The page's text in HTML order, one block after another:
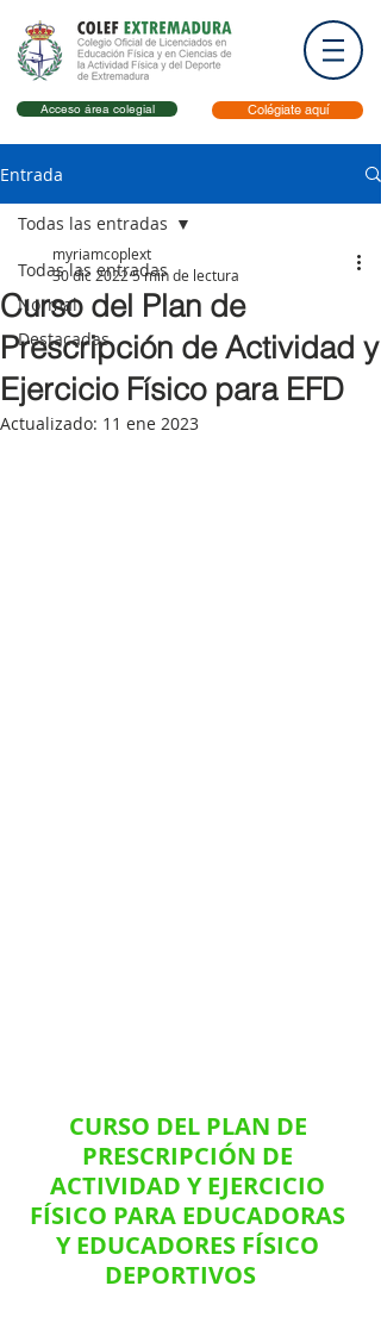
Acceso área colegial Colégiate aquí
Entrada
Todas las entradas
Normal
Destacadas
Todas las entradas
Curso del Plan de
Prescripción de Actividad y
Ejercicio Físico para EFD
myriamcoplext
30 dic 2022 5 min de lectura
Actualizado: 11 ene 2023
CURSO DEL PLAN DE
PRESCRIPCIÓN DE
ACTIVIDAD Y EJERCICIO
FÍSICO PARA EDUCADORAS
Y EDUCADORES FÍSICO
DEPORTIVOS